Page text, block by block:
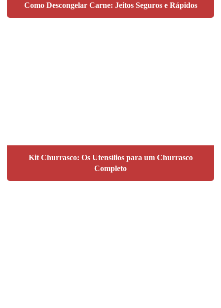
Como Descongelar Carne: Jeitos Seguros e Rápidos
Kit Churrasco: Os Utensílios para um Churrasco
Completo